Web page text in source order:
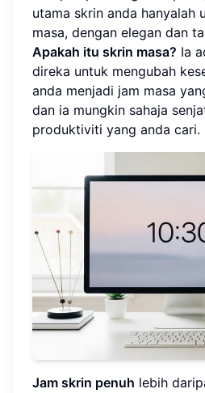
utama skrin anda hanyalah
masa, dengan elegan dan
Apakah itu skrin masa? Ia
direka untuk mengubah
anda menjadi jam masa
dan ia mungkin sahaja
produktiviti yang anda cari.
Jam skrin penuh lebih